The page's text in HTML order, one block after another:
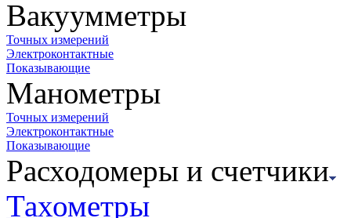
Вакуумметры
Точных измерений
Электроконтактные
Показывающие
Манометры
Точных измерений
Электроконтактные
Показывающие
Расходомеры и счетчики
Тахометры